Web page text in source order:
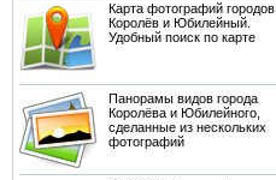
Карта фотографий городов
Королёв и Юбилейный.
Удобный поиск по карте
Панорамы видов города
Королёва и Юбилейного,
сделанные из нескольких
фотографий